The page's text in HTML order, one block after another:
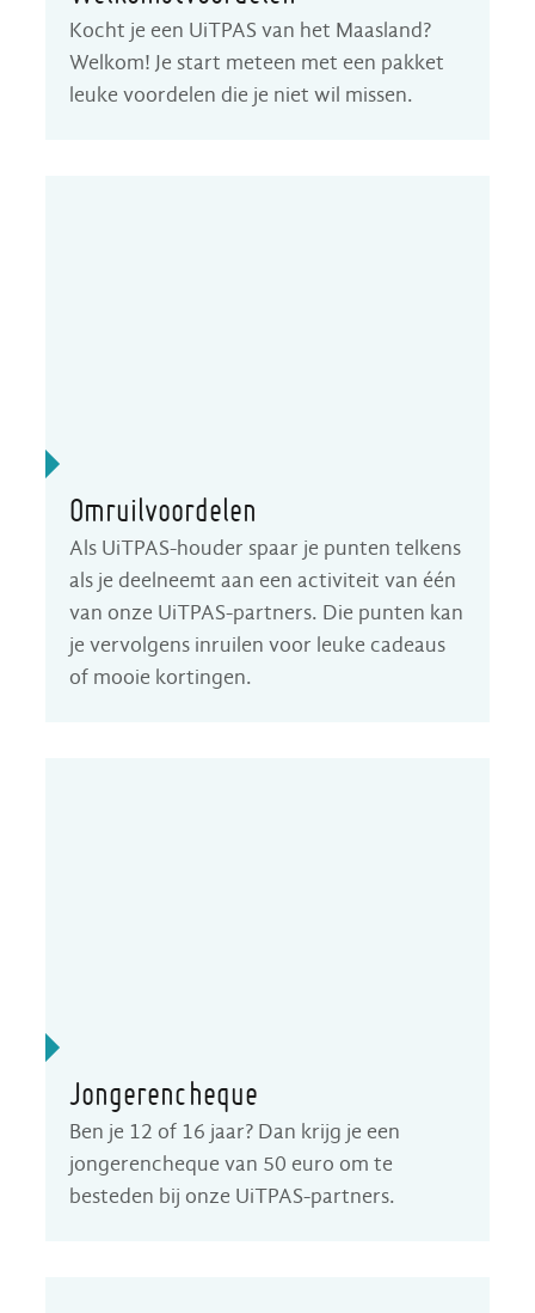
Kocht je een UiTPAS van het Maasland?
Welkom! Je start meteen met een pakket
leuke voordelen die je niet wil missen.
Omruilvoordelen
Als UiTPAS-houder spaar je punten telkens
als je deelneemt aan een activiteit van één
van onze UiTPAS-partners. Die punten kan
je vervolgens inruilen voor leuke cadeaus
of mooie kortingen.
Jongerencheque
Ben je 12 of 16 jaar? Dan krijg je een
jongerencheque van 50 euro om te
besteden bij onze UiTPAS-partners.